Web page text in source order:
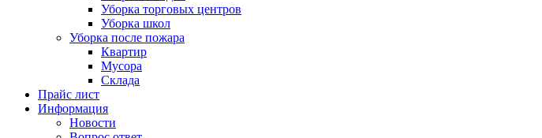
Уборка торговых центров
Уборка школ
Уборка после пожара
Квартир
Мусора
Склада
Прайс лист
Информация
Новости